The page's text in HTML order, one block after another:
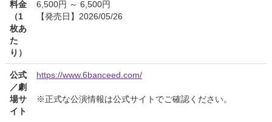
料金
（1
枚あ
た
り）
6,500円 ～ 6,500円
【発売日】2026/05/26
公式
／劇
場サ
イト
https://www.6banceed.com/
※正式な公演情報は公式サイトでご確認ください。